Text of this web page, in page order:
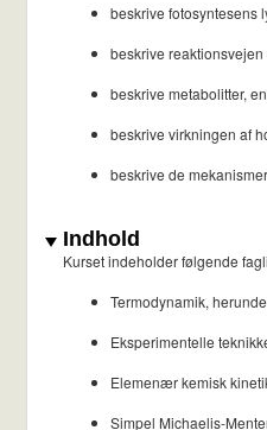
beskrive fotosyntesens
beskrive
beskrive metabolitter,
beskrive virkningen af
beskrive de
Indhold
Kurset indeholder følgende
Termodynamik,
Eksperimentelle
Elemenær kemisk
Simpel Michaelis-